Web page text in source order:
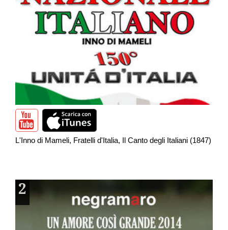
L'Inno di Mameli, Fratelli d'Italia, Il Canto degli Italiani (1847)
2